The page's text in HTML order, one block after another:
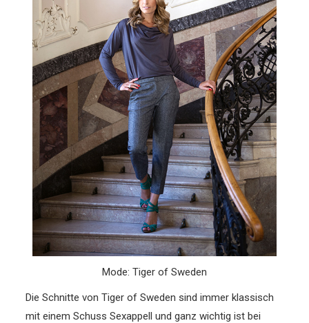
Mode: Tiger of Sweden
Die Schnitte von Tiger of Sweden sind immer klassisch
mit einem Schuss Sexappell und ganz wichtig ist bei